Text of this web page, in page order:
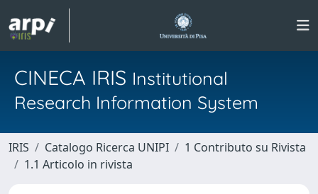
CINECA IRIS Institutional
Research Information System
IRIS Catalogo Ricerca UNIPI
1 Contributo su Rivista
1.1 Articolo in rivista